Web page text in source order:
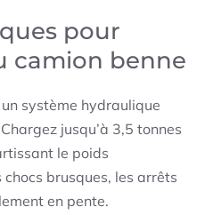
pour
camion benne
système hydraulique
jusqu’à 3,5 tonnes
le poids
brusques, les arrêts
en pente.